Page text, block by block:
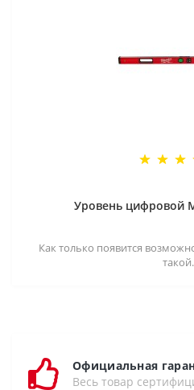
Уровень цифровой
Как только появится
Официальная
Весь товар